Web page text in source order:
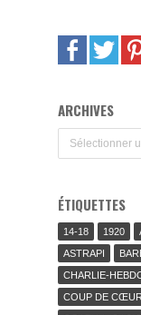
ARCHIVES
ÉTIQUETTES
14-18 1920
ASTRAPI
CHARLIE-
COUP DE CŒUR